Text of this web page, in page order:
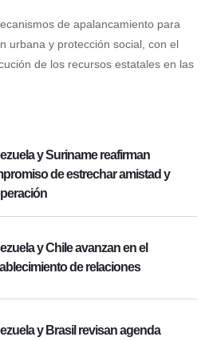
de apalancamiento para
urbana y protección social, con el
de los recursos estatales en las
y Suriname reafirman
de estrechar amistad y
y Chile avanzan en el
de relaciones
y Brasil revisan agenda